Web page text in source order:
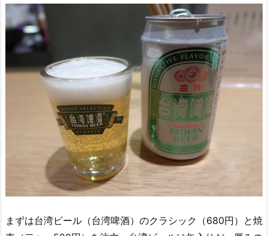
まずは台湾ビール（台湾啤酒）のクラシック（680円）と焼